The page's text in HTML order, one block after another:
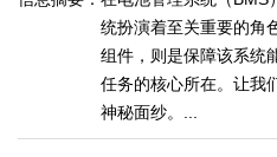
统扮演着至关重要的角
组件，则是保障该系统
任务的核心所在。让我
神秘面纱。...